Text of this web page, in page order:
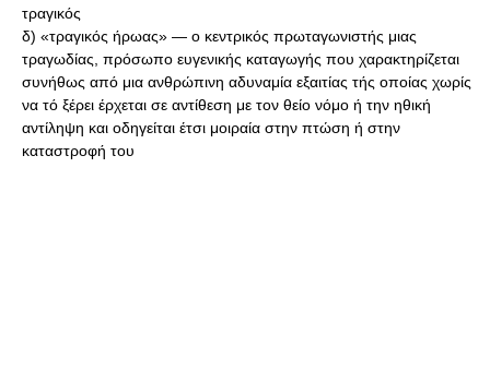
τραγικός
δ) «τραγικός ήρωας» — ο κεντρικός πρωταγωνιστής μιας
τραγωδίας, πρόσωπο ευγενικής καταγωγής που χαρακτηρίζεται
συνήθως από μια ανθρώπινη αδυναμία εξαιτίας τής οποίας χωρίς
να τό ξέρει έρχεται σε αντίθεση με τον θείο νόμο ή την ηθική
αντίληψη και οδηγείται έτσι μοιραία στην πτώση ή στην
καταστροφή του